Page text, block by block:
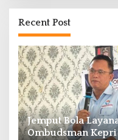
Recent Post
Jemput Bola
Ombudsman Kepri